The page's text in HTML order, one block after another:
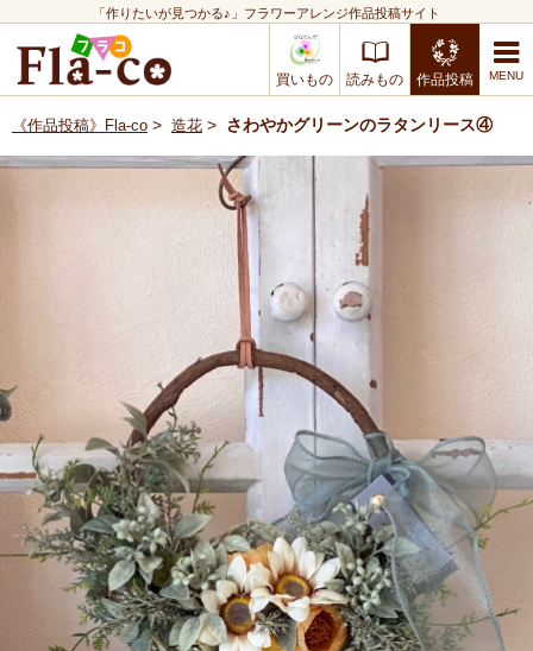
「作りたいが見つかる♪」フラワーアレンジ作品投稿サイト
買いもの 読みもの 作品投稿
《作品投稿》Fla-co > 造花 > さわやかグリーンのラタンリース④